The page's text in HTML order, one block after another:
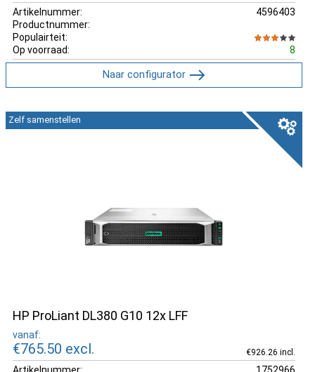
Artikelnummer:
4596403
Productnummer:
Populairteit:
Op voorraad:
8
Naar configurator
HP ProLiant DL380 G10 12x LFF
vanaf:
€765.50 excl. €926.26 incl.
Artikelnummer:
1752966
Zelf samenstellen